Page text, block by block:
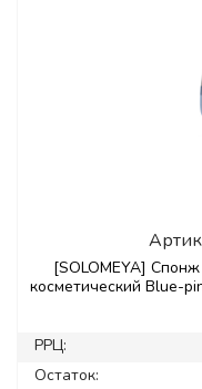
[SOLOMEYA]
косметический Blue-
РРЦ:
Остаток: